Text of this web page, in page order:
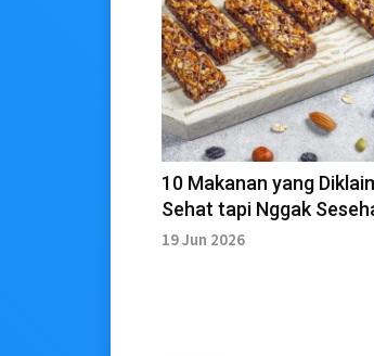
10 Makanan yang
Sehat tapi Nggak
Itu, Sering Kamu Beli
19 Jun 2026